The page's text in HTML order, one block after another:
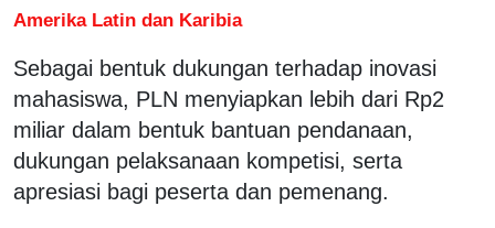
Amerika Latin dan Karibia
Sebagai bentuk dukungan terhadap inovasi
mahasiswa, PLN menyiapkan lebih dari Rp2
miliar dalam bentuk bantuan pendanaan,
dukungan pelaksanaan kompetisi, serta
apresiasi bagi peserta dan pemenang.